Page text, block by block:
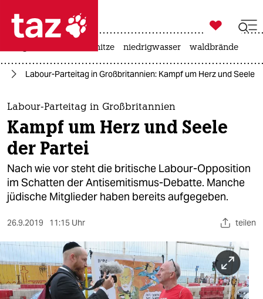
 taz zahl ich
taz zahl ich
themen
politik
öko
gesellschaft
sport
berlin
nord

taz zahl ich
hitze niedrigwasser waldbrände
Labour-Parteitag in Großbritannien: Kampf um Herz und Seele
Labour-Parteitag in Großbritannien
Kampf um Herz und Seele
der Partei
Nach wie vor steht die britische Labour-Opposition
im Schatten der Antisemitismus-Debatte. Manche
jüdische Mitglieder haben bereits aufgegeben.
26.9.2019 11:15 Uhr teilen